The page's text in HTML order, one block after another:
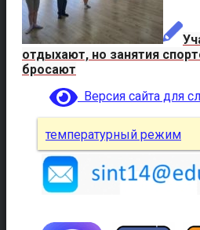
отдыхают, но занятия
бросают
Версия сайта для
температурный режим